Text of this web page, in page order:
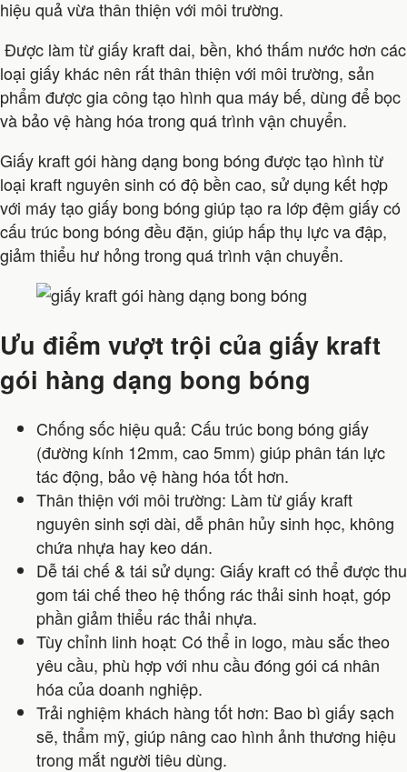
hiệu quả vừa thân thiện với môi trường.
Được làm từ giấy kraft dai, bền, khó thấm nước hơn các
loại giấy khác nên rất thân thiện với môi trường, sản
phẩm được gia công tạo hình qua máy bế, dùng để bọc
và bảo vệ hàng hóa trong quá trình vận chuyển.
Giấy kraft gói hàng dạng bong bóng được tạo hình từ
loại kraft nguyên sinh có độ bền cao, sử dụng kết hợp
với máy tạo giấy bong bóng giúp tạo ra lớp đệm giấy có
cấu trúc bong bóng đều đặn, giúp hấp thụ lực va đập,
giảm thiểu hư hỏng trong quá trình vận chuyển.
Ưu điểm vượt trội của giấy kraft
gói hàng dạng bong bóng
Chống sốc hiệu quả: Cấu trúc bong bóng giấy
(đường kính 12mm, cao 5mm) giúp phân tán lực
tác động, bảo vệ hàng hóa tốt hơn.
Thân thiện với môi trường: Làm từ giấy kraft
nguyên sinh sợi dài, dễ phân hủy sinh học, không
chứa nhựa hay keo dán.
Dễ tái chế & tái sử dụng: Giấy kraft có thể được thu
gom tái chế theo hệ thống rác thải sinh hoạt, góp
phần giảm thiểu rác thải nhựa.
Tùy chỉnh linh hoạt: Có thể in logo, màu sắc theo
yêu cầu, phù hợp với nhu cầu đóng gói cá nhân
hóa của doanh nghiệp.
Trải nghiệm khách hàng tốt hơn: Bao bì giấy sạch
sẽ, thẩm mỹ, giúp nâng cao hình ảnh thương hiệu
trong mắt người tiêu dùng.